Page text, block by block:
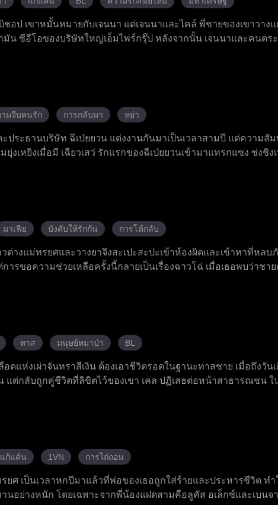
อป เขาหมั้นหมายกับเจนนา แต่เจนนาและไคล์ พี่ชายของเขาวาง
มัน ซีอีโอของบริษัทใหญ่เอ็มไพร์กรุ๊ป หลังจากนั้น เจนนาและคนตร
ามจีบคนรัก การกลับมา หย่า
ะประธานบริษัท ฉีเป่ยยวน แต่งงานกันมาเป็นเวลาสามปี แต่ความสั
งเหยิงเมื่อมี เฉียวเสว่ รักแรกของฉีเป่ยยวนเข้ามาแทรกแซง ซ่งชิง
บมากมายจนสามารถคลี่คลายความเข้าใจผิดทั้งหมดได้ ความห่างเ
ารให้อภัยต่อกัน ความรักของพวกเขาเหมือนสายสัมพันธ์ที่ขาดแล้วก
บความสุขสมบูรณ์แบบในชีวิตคู่
มาเฟีย บังคับให้รักกัน การโต้กลับ
างแม่ทรยศและวางยาจึงสะเปะสะปะเข้าห้องผิดและเข้าหาที่หลบ
รขอความช่วยเหลือครั้งนี้กลายเป็นเรื่องฉาวโฉ่ เมื่อเธอพบว่าชา
ทาส มนุษย์หมาป่า BL
ดแห่งเผ่าจันทราสีเงิน ต้องเอาชีวิตรอดในฐานะทาสชาย เมื่อถึงวัน
แต่กลับถูกคู่ชีวิตที่ลิขิตไว้ของเขา เคล ปฏิเสธต่อหน้าสาธารณชน ใ
บราณที่กำหนดว่ามีเพียงผู้หญิงเท่านั้นที่สามารถเป็นผู้นำหมาป่าได้ จ
ลงกฎเกณฑ์ของจักรวรรดิและครองตำแหน่งเคียงคู่กับเจ้าชายที่เขารั
แก้แค้น 1VN การไถ่ถอน
ยศ เป็นเวลาหกปีมาแล้วที่พ่อของเธอถูกใส่ร้ายและประหารชีวิต ทำ
านอย่างหนัก โดยเฉพาะจากพี่น้องแฝดสามคือลูคัส อเล็กซ์และเบนจ